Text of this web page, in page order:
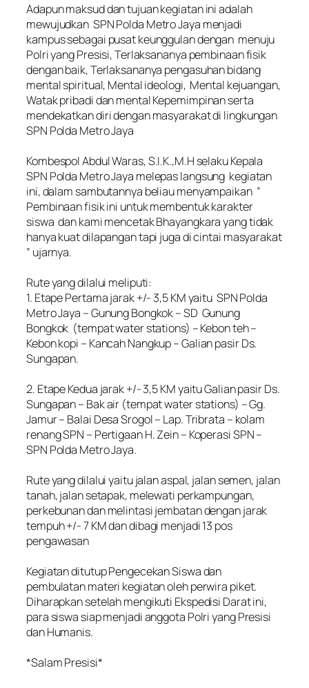
‎Adapun maksud dan tujuan kegiatan ini adalah
mewujudkan SPN Polda Metro Jaya menjadi
kampus sebagai pusat keunggulan dengan menuju
Polri yang Presisi, Terlaksananya pembinaan fisik
dengan baik, Terlaksananya pengasuhan bidang
mental spiritual, Mental ideologi, Mental kejuangan,
Watak pribadi dan mental Kepemimpinan serta
mendekatkan diri dengan masyarakat di lingkungan
SPN Polda Metro Jaya
‎Kombespol Abdul Waras, S.I.K.,M.H selaku Kepala
SPN Polda Metro Jaya melepas langsung kegiatan
ini, dalam sambutannya beliau menyampaikan ”
Pembinaan fisik ini untuk membentuk karakter
siswa dan kami mencetak Bhayangkara yang tidak
hanya kuat dilapangan tapi juga di cintai masyarakat
” ujarnya.
‎Rute yang dilalui meliputi:
‎1. Etape Pertama jarak +/- 3,5 KM yaitu SPN Polda
Metro Jaya – Gunung Bongkok – SD Gunung
Bongkok (tempat water stations) – Kebon teh –
Kebon kopi – Kancah Nangkup – Galian pasir Ds.
Sungapan.
‎2. Etape Kedua jarak +/- 3,5 KM yaitu Galian pasir Ds.
Sungapan – Bak air (tempat water stations) – Gg.
Jamur – Balai Desa Srogol – Lap. Tribrata – kolam
renang SPN – Pertigaan H. Zein – Koperasi SPN –
SPN Polda Metro Jaya.
‎Rute yang dilalui yaitu jalan aspal, jalan semen, jalan
tanah, jalan setapak, melewati perkampungan,
perkebunan dan melintasi jembatan dengan jarak
tempuh +/- 7 KM dan dibagi menjadi 13 pos
pengawasan
‎Kegiatan ditutup Pengecekan Siswa dan
pembulatan materi kegiatan oleh perwira piket.
Diharapkan setelah mengikuti Ekspedisi Darat ini,
para siswa siap menjadi anggota Polri yang Presisi
dan Humanis.
‎*Salam Presisi*